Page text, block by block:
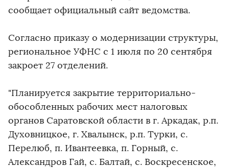
сообщает официальный сайт ведомства.
Согласно приказу о модернизации структуры,
региональное УФНС с 1 июля по 20 сентября
закроет 27 отделений.
"Планируется закрытие территориально-
обособленных рабочих мест налоговых
органов Саратовской области в г. Аркадак, р.п.
Духовницкое, г. Хвалынск, р.п. Турки, с.
Перелюб, п. Ивантеевка, п. Горный, с.
Александров Гай, с. Балтай, с. Воскресенское,